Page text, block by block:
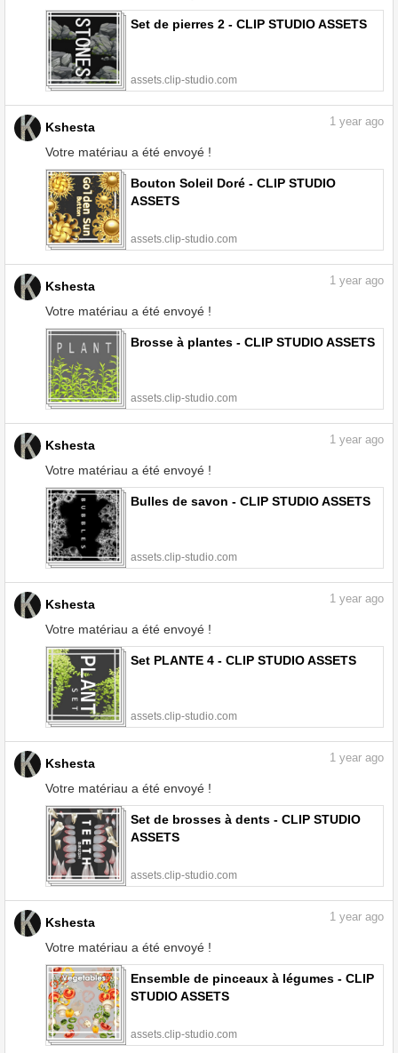
Set de pierres 2 - CLIP STUDIO ASSETS
assets.clip-studio.com
Kshesta
Votre matériau a été envoyé !
1 year ago
Bouton Soleil Doré - CLIP STUDIO
ASSETS
assets.clip-studio.com
Kshesta
Votre matériau a été envoyé !
1 year ago
Brosse à plantes - CLIP STUDIO ASSETS
assets.clip-studio.com
Kshesta
Votre matériau a été envoyé !
1 year ago
Bulles de savon - CLIP STUDIO ASSETS
assets.clip-studio.com
Kshesta
Votre matériau a été envoyé !
1 year ago
Set PLANTE 4 - CLIP STUDIO ASSETS
assets.clip-studio.com
Kshesta
Votre matériau a été envoyé !
1 year ago
Set de brosses à dents - CLIP STUDIO
ASSETS
assets.clip-studio.com
Kshesta
Votre matériau a été envoyé !
1 year ago
Ensemble de pinceaux à légumes - CLIP
STUDIO ASSETS
assets.clip-studio.com